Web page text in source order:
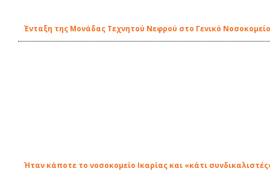
Ένταξη της Μονάδας Τεχνητού Νεφρού στο Γενικό
Ήταν κάποτε το νοσοκομείο Ικαρίας και «κάτι